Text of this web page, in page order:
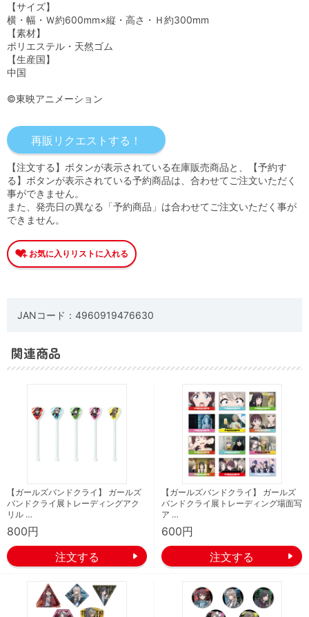
【サイズ】
横・幅・Ｗ約600mm×縦・高さ・Ｈ約300mm
【素材】
ポリエステル・天然ゴム
【生産国】
中国
©東映アニメーション
【注文する】ボタンが表示されている在庫販売商品と、【予約す
る】ボタンが表示されている予約商品は、合わせてご注文いただく
事ができません。
また、発売日の異なる「予約商品」は合わせてご注文いただく事が
できません。
JANコード：4960919476630
関連商品
【ガールズバンドクライ】 ガールズ
バンドクライ展トレーディングアク
リル …
800円
【ガールズバンドクライ】 ガールズ
バンドクライ展トレーディング場面写
ア …
600円